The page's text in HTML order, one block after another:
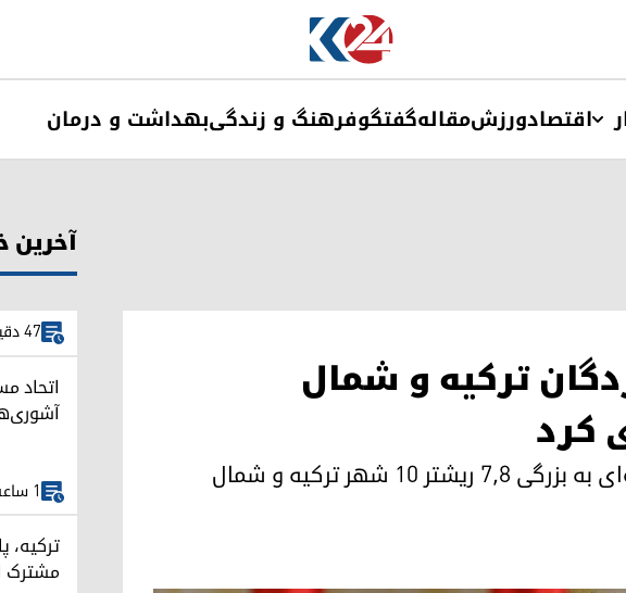
اقتصادورزشمقالهگفتگوفرهنگ و زندگیبهداشت و درمان
ترکیه و شمال
کرد
بامداد روز دوشنبه ۱۷ بهمن ۱۴۰۱، زمین‌لرزه‌ای به بزرگی ۷٫۸ ریشتر ۱۰ شهر ترکیه و شمال
آخرین
47 دقیقه پیش
اتحاد
1 ساعت پیش
مشترک